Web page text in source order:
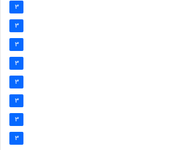
3
3
3
3
3
3
3
3